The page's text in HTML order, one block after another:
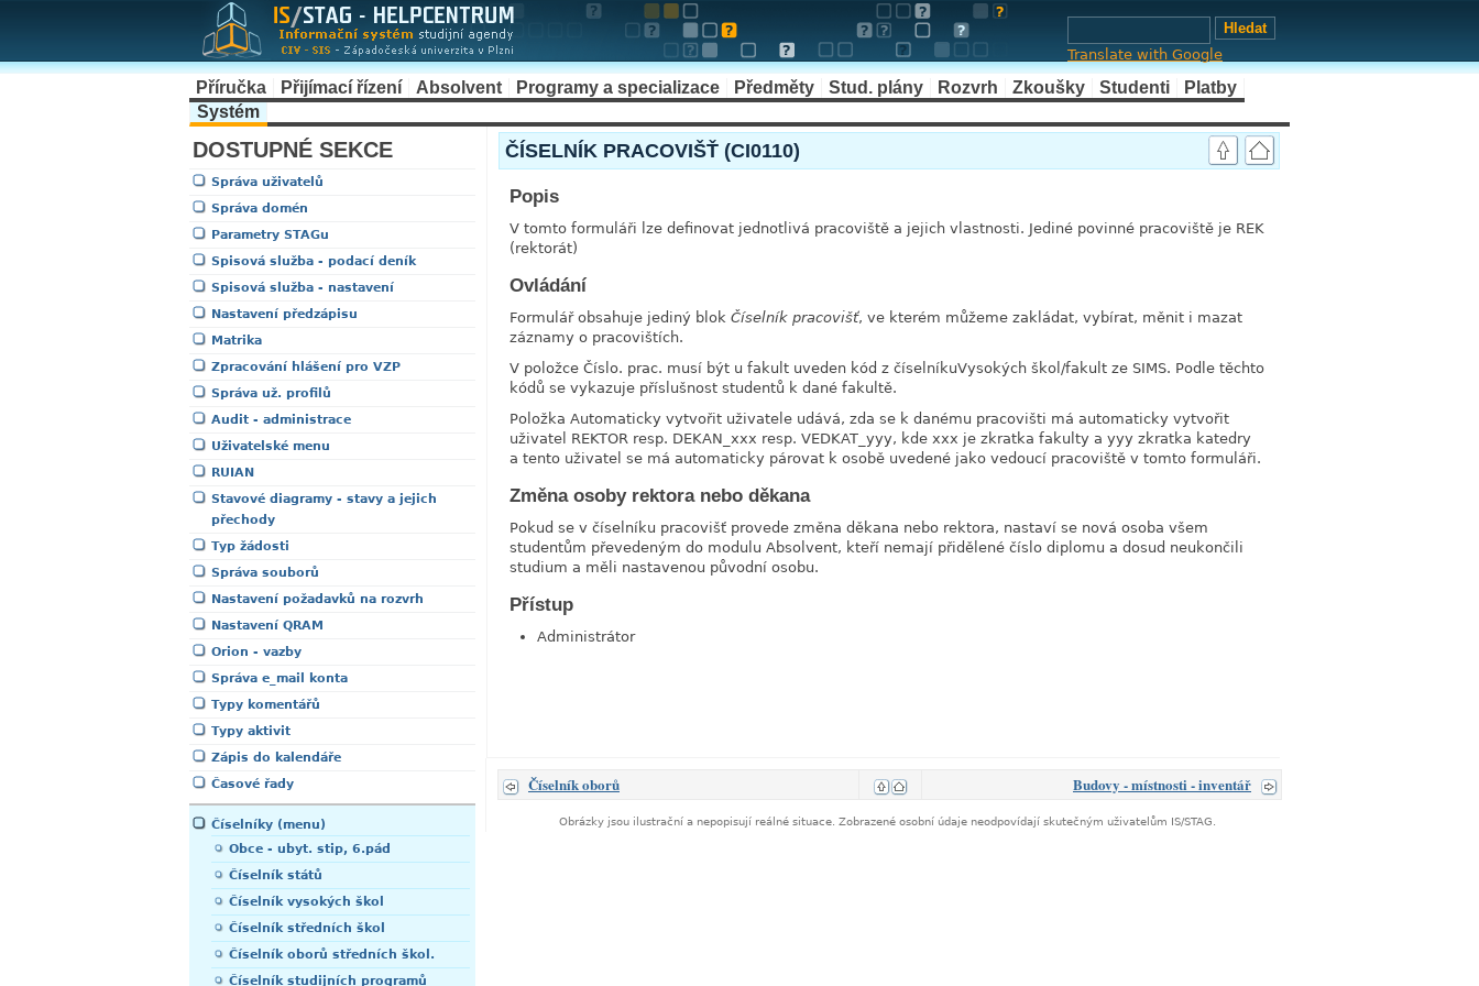
Translate with Google
Příručka Přijímací řízení Absolvent Programy a specializace Předměty Stud. plány Rozvrh Zkoušky Studenti
Platby
Systém
DOSTUPNÉ SEKCE
Správa uživatelů
Správa domén
Parametry STAGu
Spisová služba - podací deník
Spisová služba - nastavení
Nastavení předzápisu
Matrika
Zpracování hlášení pro VZP
Správa už. profilů
Audit - administrace
Uživatelské menu
RUIAN
Stavové diagramy - stavy a jejich
přechody
Typ žádosti
Správa souborů
Nastavení požadavků na rozvrh
Nastavení QRAM
Orion - vazby
Správa e_mail konta
Typy komentářů
Typy aktivit
Zápis do kalendáře
Časové řady
Číselníky (menu)
Obce - ubyt. stip, 6.pád
Číselník států
Číselník vysokých škol
Číselník středních škol
Číselník oborů středních škol.
Číselník studijních programů
ČÍSELNÍK PRACOVIŠŤ (CI0110)
Popis
V tomto formuláři lze definovat jednotlivá pracoviště a jejich vlastnosti. Jediné povinné pracoviště je REK
(rektorát)
Ovládání
Formulář obsahuje jediný blok Číselník pracovišť, ve kterém můžeme zakládat, vybírat, měnit i mazat
záznamy o pracovištích.
V položce Číslo. prac. musí být u fakult uveden kód z číselníkuVysokých škol/fakult ze SIMS. Podle těchto
kódů se vykazuje příslušnost studentů k dané fakultě.
Položka Automaticky vytvořit uživatele udává, zda se k danému pracovišti má automaticky vytvořit
uživatel REKTOR resp. DEKAN_xxx resp. VEDKAT_yyy, kde xxx je zkratka fakulty a yyy zkratka katedry
a tento uživatel se má automaticky párovat k osobě uvedené jako vedoucí pracoviště v tomto formuláři.
Změna osoby rektora nebo děkana
Pokud se v číselníku pracovišť provede změna děkana nebo rektora, nastaví se nová osoba všem
studentům převedeným do modulu Absolvent, kteří nemají přidělené číslo diplomu a dosud neukončili
studium a měli nastavenou původní osobu.
Přístup
Administrátor
Číselník oborů Budovy - místnosti - inventář
Obrázky jsou ilustrační a nepopisují reálné situace. Zobrazené osobní údaje neodpovídají skutečným uživatelům IS/STAG.